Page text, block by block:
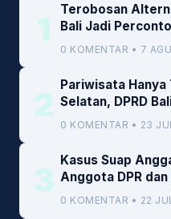
1
Terobosan
Bali Jadi
Daerah
0 KOMENTAR • 7
2
Pariwisata
Selatan, DPRD
0 KOMENTAR • 23
3
Kasus Suap
Anggota DPR
Kemenkeu
0 KOMENTAR • 22